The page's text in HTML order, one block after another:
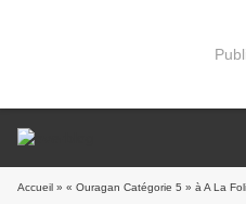
Accueil » « Ouragan Catégorie 5 » à A La